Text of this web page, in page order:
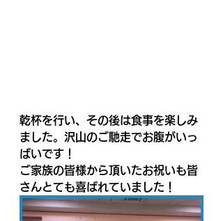
乾杯を行い、その後は食事を楽しみ
ました。沢山のご馳走でお腹がいっ
ぱいです！
ご家族の皆様から頂いたお祝いも皆
さんとても喜ばれていました！